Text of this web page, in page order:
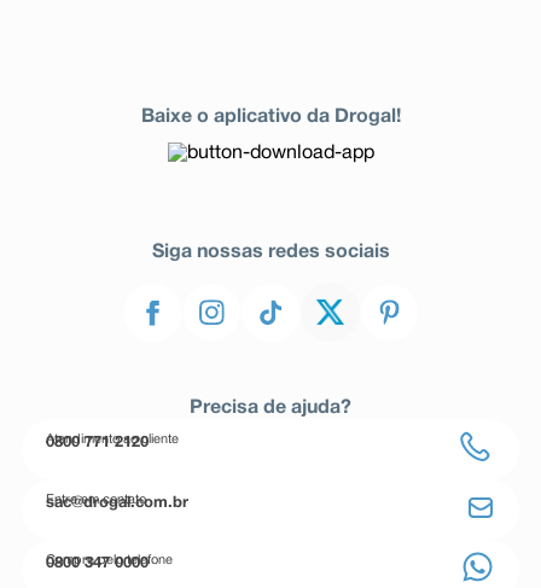
Baixe o aplicativo da Drogal!
Siga nossas redes sociais
Precisa de ajuda?
Atendimento ao cliente
0800 771 2120
Entre em contato
sac@drogal.com.br
Compre pelo telefone
0800 347 0000